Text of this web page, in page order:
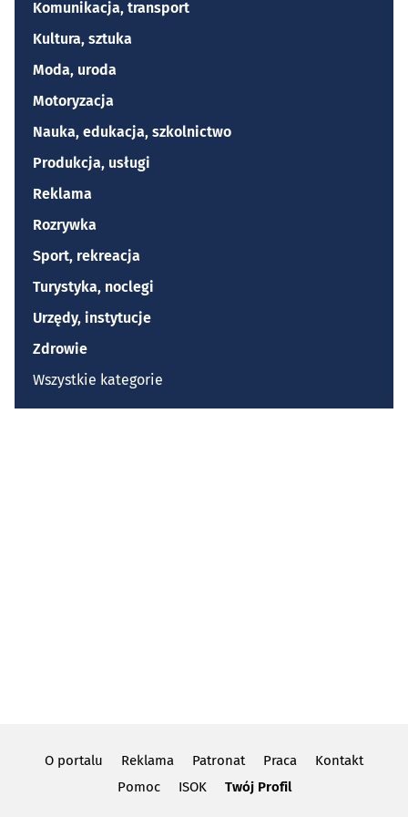
Komunikacja, transport
Kultura, sztuka
Moda, uroda
Motoryzacja
Nauka, edukacja, szkolnictwo
Produkcja, usługi
Reklama
Rozrywka
Sport, rekreacja
Turystyka, noclegi
Urzędy, instytucje
Zdrowie
Wszystkie kategorie
O portalu Reklama Patronat Praca
Kontakt
Pomoc
ISOK Twój Profil
Niezbędne
Wydajność (Performance)